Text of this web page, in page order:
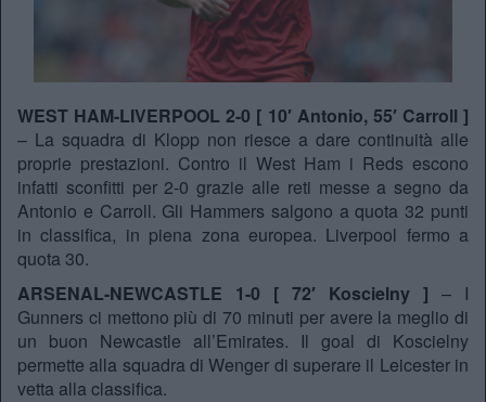
WEST HAM-LIVERPOOL 2-0 [ 10′ Antonio, 55′ Carroll ]
– La squadra di Klopp non riesce a dare continuità alle
proprie prestazioni. Contro il West Ham i Reds escono
infatti sconfitti per 2-0 grazie alle reti messe a segno da
Antonio e Carroll. Gli Hammers salgono a quota 32 punti
in classifica, in piena zona europea. Liverpool fermo a
quota 30.
ARSENAL-NEWCASTLE 1-0 [ 72′ Koscielny ] – I
Gunners ci mettono più di 70 minuti per avere la meglio di
un buon Newcastle all’Emirates. Il goal di Koscielny
permette alla squadra di Wenger di superare il Leicester in
vetta alla classifica.